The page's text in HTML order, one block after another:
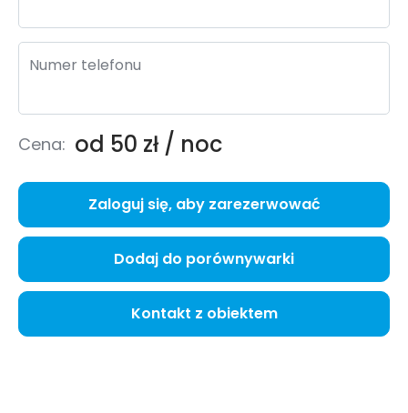
Numer telefonu
Cena: od 50 zł / noc
Zaloguj się, aby zarezerwować
Dodaj do porównywarki
Kontakt z obiektem